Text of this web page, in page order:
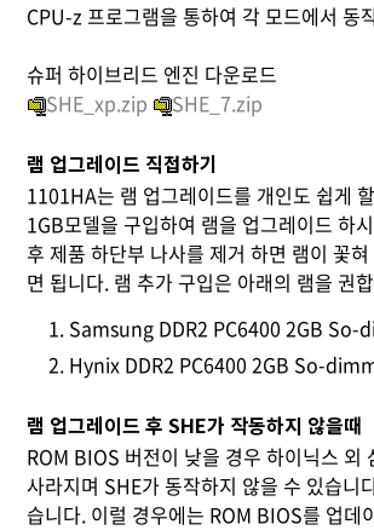
CPU-z 프로그램을 통하여 각 모드에서 동
슈퍼 하이브리드 엔진 다운로드
SHE_xp.zip
SHE_7.zip
램 업그레이드 직접하기
1101HA는 램 업그레이드를 개인도 쉽게
1GB모델을 구입하여 램을 업그레이드 하
후 제품 하단부 나사를 제거 하면 램이 꽃
면 됩니다. 램 추가 구입은 아래의 램을 권
Samsung DDR2 PC6400 2GB So-
Hynix DDR2 PC6400 2GB So-
램 업그레이드 후 SHE가 작동하지 않을때
ROM BIOS 버전이 낮을 경우 하이닉스
사라지며 SHE가 동작하지 않을 수 있습니
습니다. 이럴 경우에는 ROM BIOS를 업데